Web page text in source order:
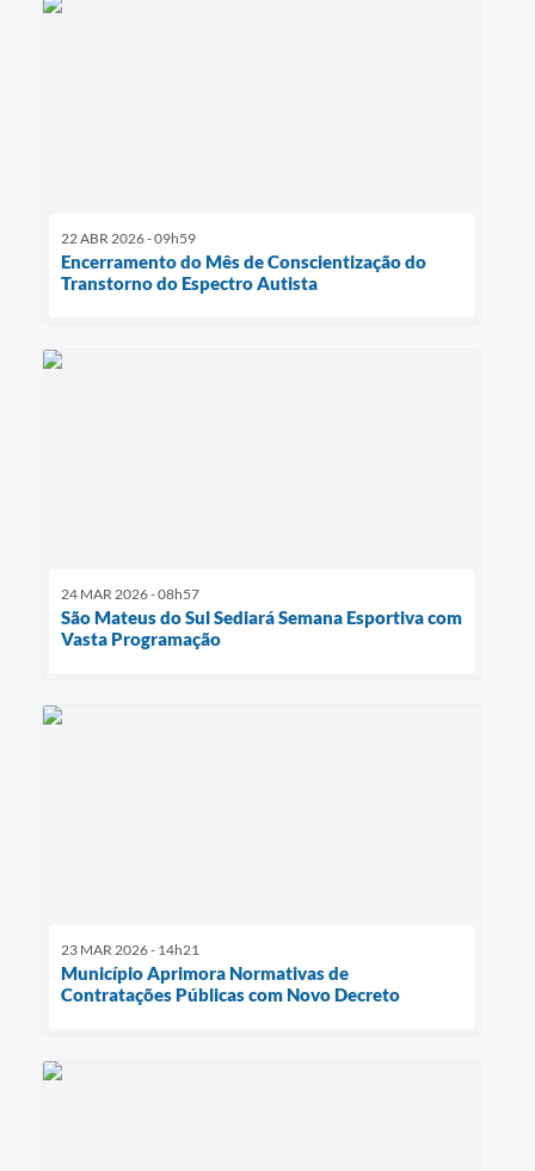
22 ABR 2026 - 09h59
Encerramento do Mês de Conscientização do
Transtorno do Espectro Autista
24 MAR 2026 - 08h57
São Mateus do Sul Sediará Semana Esportiva com
Vasta Programação
23 MAR 2026 - 14h21
Município Aprimora Normativas de
Contratações Públicas com Novo Decreto